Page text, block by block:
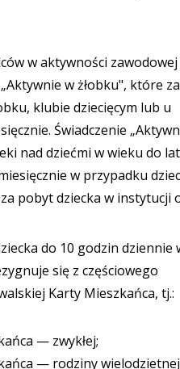
w aktywności
w żłobku", które
klubie dziecięcym lub u
Świadczenie
nad dziećmi w wieku do
w przypadku
pobyt dziecka w instytucji
do 10 godzin dziennie
się z częściowego
Karty Mieszkańca, tj.:
— zwykłej;
— rodziny